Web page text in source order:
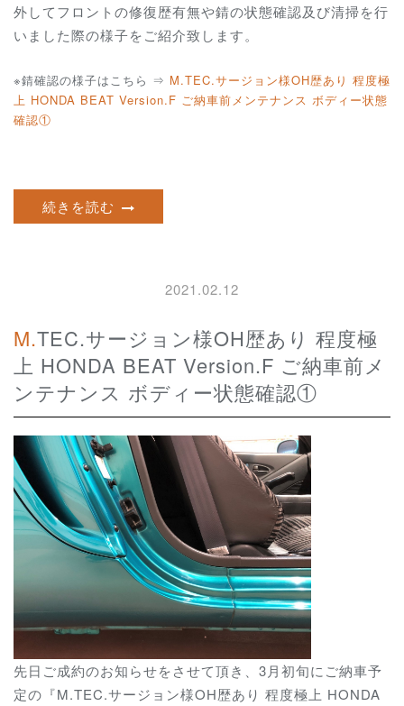
外してフロントの修復歴有無や錆の状態確認及び清掃を行
いました際の様子をご紹介致します。
※錆確認の様子はこちら ⇒ M.TEC.サージョン様OH歴あり 程度極
上 HONDA BEAT Version.F ご納車前メンテナンス ボディー状態
確認①
続きを読む
2021.02.12
M.TEC.サージョン様OH歴あり 程度極
上 HONDA BEAT Version.F ご納車前メ
ンテナンス ボディー状態確認①
先日ご成約のお知らせをさせて頂き、3月初旬にご納車予
定の『M.TEC.サージョン様OH歴あり 程度極上 HONDA